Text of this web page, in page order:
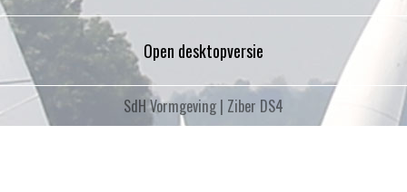
Open desktopversie
SdH Vormgeving | Ziber DS4